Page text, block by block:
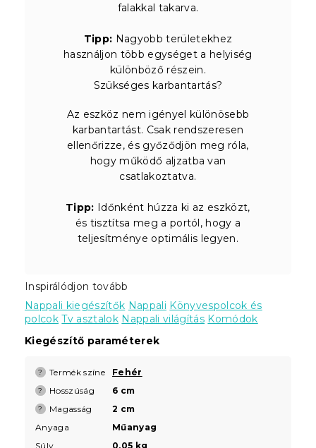
falakkal takarva.
Tipp: Nagyobb területekhez
használjon több egységet a helyiség
különböző részein.
Szükséges karbantartás?
Az eszköz nem igényel különösebb
karbantartást. Csak rendszeresen
ellenőrizze, és győződjön meg róla,
hogy működő aljzatba van
csatlakoztatva.
Tipp: Időnként húzza ki az eszközt,
és tisztítsa meg a portól, hogy a
teljesítménye optimális legyen.
Inspirálódjon tovább
Nappali kiegészítők Nappali Könyvespolcok és
polcok Tv asztalok Nappali világítás Komódok
Kiegészítő paraméterek
? Termék színe Fehér
? Hosszúság 6 cm
? Magasság
2 cm
Anyaga
Műanyag
Súly
0,05 kg